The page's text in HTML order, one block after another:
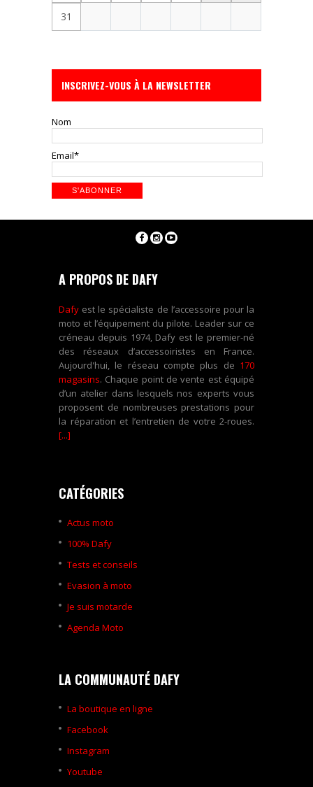
31
INSCRIVEZ-VOUS À LA NEWSLETTER
Nom
Email*
A PROPOS DE DAFY
Dafy est le spécialiste de l’accessoire pour la
moto et l’équipement du pilote. Leader sur ce
créneau depuis 1974, Dafy est le premier-né
des réseaux d’accessoiristes en France.
Aujourd'hui, le réseau compte plus de 170
magasins. Chaque point de vente est équipé
d’un atelier dans lesquels nos experts vous
proposent de nombreuses prestations pour
la réparation et l’entretien de votre 2-roues.
[...]
CATÉGORIES
Actus moto
100% Dafy
Tests et conseils
Evasion à moto
Je suis motarde
Agenda Moto
LA COMMUNAUTÉ DAFY
La boutique en ligne
Facebook
Instagram
Youtube